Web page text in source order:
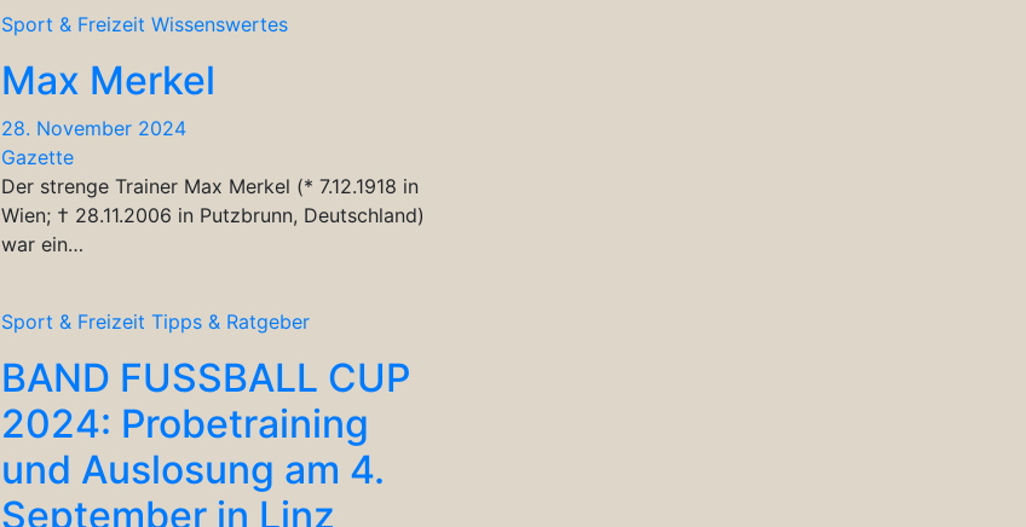
Sport & Freizeit Wissenswertes
Max Merkel
28. November 2024
Gazette
Der strenge Trainer Max Merkel (* 7.12.1918 in
Wien; † 28.11.2006 in Putzbrunn, Deutschland)
war ein…
Sport & Freizeit Tipps & Ratgeber
BAND FUSSBALL CUP
2024: Probetraining
und Auslosung am 4.
September in Linz